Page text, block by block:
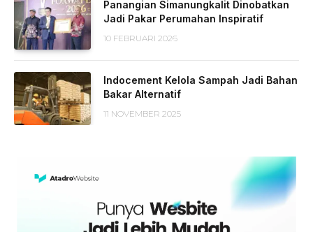
Panangian Simanungkalit Dinobatkan
Jadi Pakar Perumahan Inspiratif
10 FEBRUARI 2026
Indocement Kelola Sampah Jadi Bahan
Bakar Alternatif
11 NOVEMBER 2025